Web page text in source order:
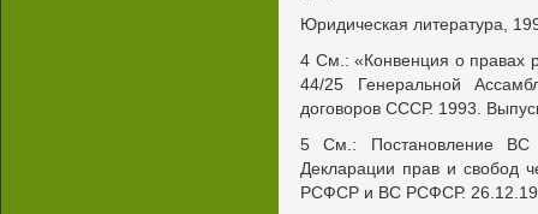
Юридическая литература,
4 См.: «Конвенция о правах
44/25 Генеральной
договоров СССР. 1993.
5 См.: Постановление
Декларации прав и свобод
РСФСР и ВС РСФСР.